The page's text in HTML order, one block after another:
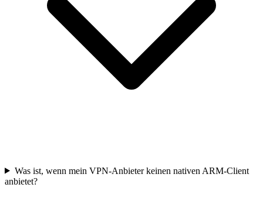
Was ist, wenn mein VPN-Anbieter keinen nativen ARM-Client
anbietet?